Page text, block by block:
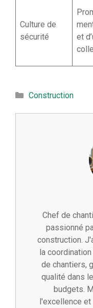
Culture de
sécurité
et
Catégories
Construction
Chef de
passionné
construction.
la
de chantiers,
qualité dans
budgets.
l'excellence et